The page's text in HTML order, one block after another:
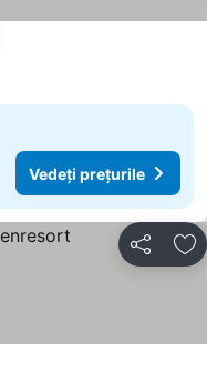
Vedeți prețurile
Distribuiți